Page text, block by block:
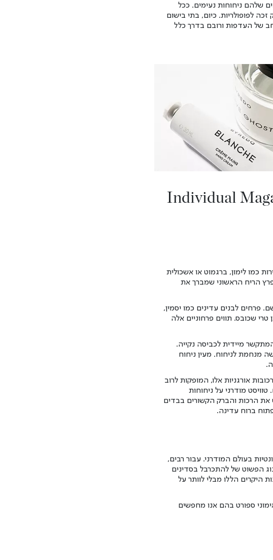
שלהם ניחוחות נעימים. ככל
לפופולריות. כיום, בתי בישום
של העדפות ורובם בדרך כלל
Individual
כמו לימון, ברגמוט או אשכולית
פרץ הריח הראשוני שמברך את
פרחים לבנים עדינים כמו יסמין,
שכובס. תווים פרחוניים אלה
מיידית לכביסה נקייה.
מנחמת לניחוח. מעין ניחוח
אורגניות אלו, המופקות לרוב
מודרני על ניחוחות
הרכות והברק הקשורים בבדים
ברוח עדינה.
בעולם המודרני. עבור רבים,
הפשוט של להתכרבל בסדינים
היקרים הללו מבלי לוותר על
ספורט בהם אנו מחפשים